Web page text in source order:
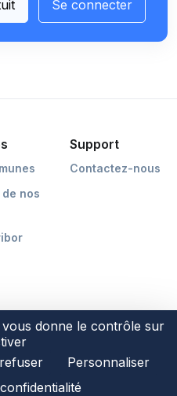
Se connecter
nos
Support
Contactez-nous
vous donne le contrôle sur
Personnaliser